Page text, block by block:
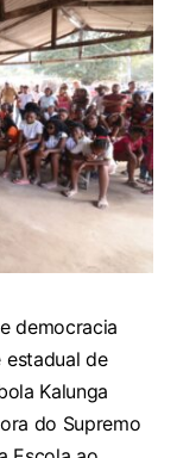
democracia
estadual de
Kalunga
do Supremo